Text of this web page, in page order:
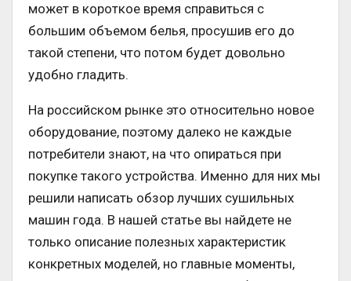
может в короткое время справиться с
большим объемом белья, просушив его до
такой степени, что потом будет довольно
удобно гладить.
На российском рынке это относительно новое
оборудование, поэтому далеко не каждые
потребители знают, на что опираться при
покупке такого устройства. Именно для них мы
решили написать обзор лучших сушильных
машин года. В нашей статье вы найдете не
только описание полезных характеристик
конкретных моделей, но главные моменты,